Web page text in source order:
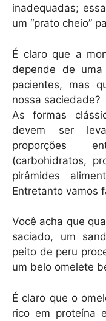
inadequadas;
um “prato cheio”
É claro que a
depende de uma
pacientes, mas
nossa saciedade?
As formas
devem ser
proporções
(carbohidratos,
pirâmides
Entretanto vamos
Você acha que
saciado, um
peito de peru
um belo omelete
É claro que o
rico em proteína